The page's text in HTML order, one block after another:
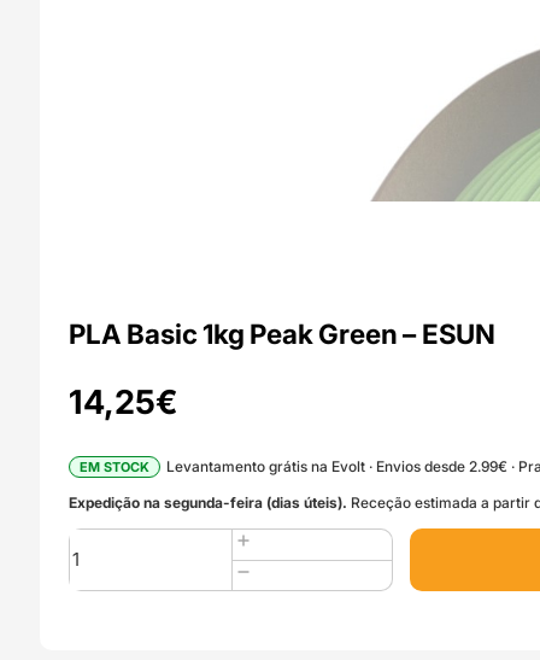
PLA Basic 1kg Peak Green – ESUN
14,25€
EM STOCK
Levantamento grátis na Evolt · Envios desde 2.99€ ·
Expedição na segunda-feira (dias úteis). Receção estimada a partir
Quantidade
de
PLA